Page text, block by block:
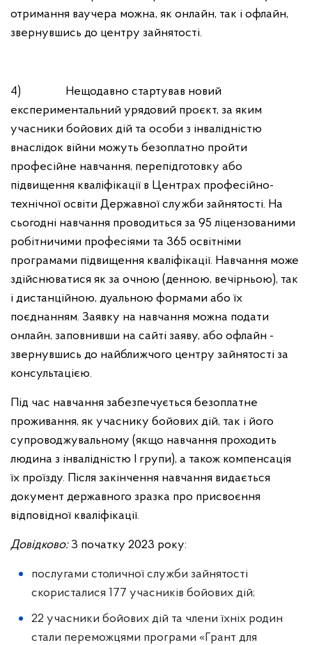
отримання ваучера можна, як онлайн, так і офлайн,
звернувшись до центру зайнятості.
4) Нещодавно стартував новий
експериментальний урядовий проєкт, за яким
учасники бойових дій та особи з інвалідністю
внаслідок війни можуть безоплатно пройти
професійне навчання, перепідготовку або
підвищення кваліфікації в Центрах професійно-
технічної освіти Державної служби зайнятості. На
сьогодні навчання проводиться за 95 ліцензованими
робітничими професіями та 365 освітніми
програмами підвищення кваліфікації. Навчання може
здійснюватися як за очною (денною, вечірньою), так
і дистанційною, дуальною формами або їх
поєднанням. Заявку на навчання можна подати
онлайн, заповнивши на сайті заяву, або офлайн -
звернувшись до найближчого центру зайнятості за
консультацією.
Під час навчання забезпечується безоплатне
проживання, як учаснику бойових дій, так і його
супроводжувальному (якщо навчання проходить
людина з інвалідністю І групи), а також компенсація
їх проїзду. Після закінчення навчання видається
документ державного зразка про присвоєння
відповідної кваліфікації.
Довідково:З початку 2023 року:
послугами столичної служби зайнятості
скористалися 177 учасників бойових дій;
22 учасники бойових дій та члени їхніх родин
стали переможцями програми «Грант для